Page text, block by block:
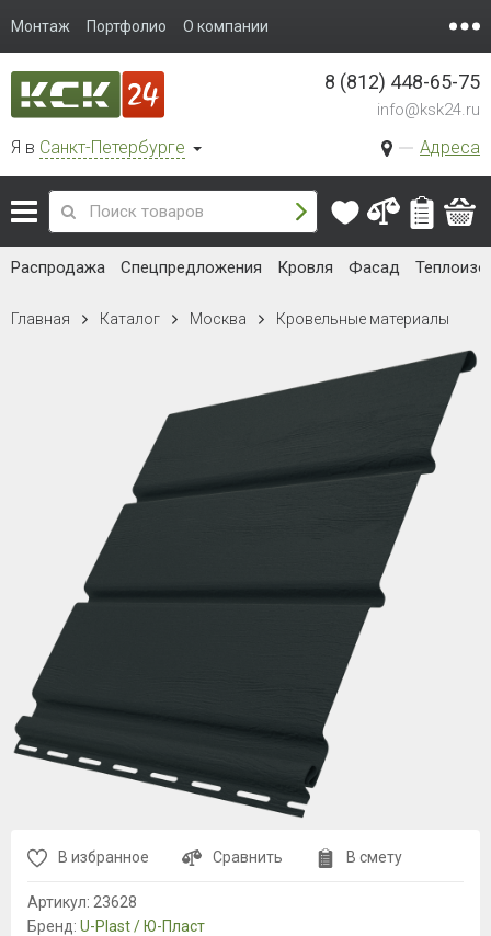
Монтаж Портфолио О компании
Я в Санкт-Петербурге Адреса
8 (812) 448-65-75
info@ksk24.ru
Распродажа Спецпредложения Кровля Фасад
Главная Каталог Москва Кровельные материалы
В избранное Сравнить В смету
Артикул: 23628
Бренд: U-Plast / Ю-Пласт